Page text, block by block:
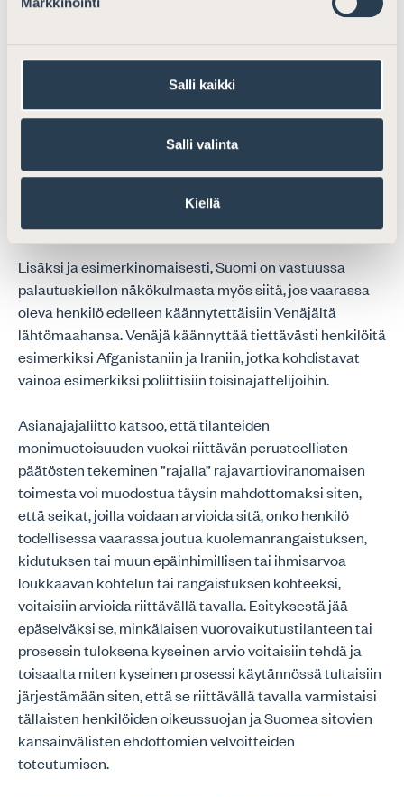
Salli kaikki
Salli valinta
Kiellä
epäinhimillisen tai ihmisarvoa loukkaavan kohtelun tai
Kun esimerkiksi tarkastellaan edellä mainittua
henkilöiden maajakaumaa, on selvää, että suurimmalta
vahvan olettaman kansainvälisen suojelun tarpeesta ja
siten näistä maista tulevien henkilöiden hakemukset
olisi joka tapauksessa otettava vastaan ja tutkittava
Lisäksi ja esimerkinomaisesti, Suomi on vastuussa
palautuskiellon näkökulmasta myös siitä, jos vaarassa
oleva henkilö edelleen käännytettäisiin Venäjältä
lähtömaahansa. Venäjä käännyttää tiettävästi henkilöitä
esimerkiksi Afganistaniin ja Iraniin, jotka kohdistavat
vainoa esimerkiksi poliittisiin toisinajattelijoihin.
Asianajajaliitto katsoo, että tilanteiden
monimuotoisuuden vuoksi riittävän perusteellisten
päätösten tekeminen ”rajalla” rajavartioviranomaisen
toimesta voi muodostua täysin mahdottomaksi siten,
että seikat, joilla voidaan arvioida sitä, onko henkilö
todellisessa vaarassa joutua kuolemanrangaistuksen,
kidutuksen tai muun epäinhimillisen tai ihmisarvoa
loukkaavan kohtelun tai rangaistuksen kohteeksi,
voitaisiin arvioida riittävällä tavalla. Esityksestä jää
epäselväksi se, minkälaisen vuorovaikutustilanteen tai
prosessin tuloksena kyseinen arvio voitaisiin tehdä ja
toisaalta miten kyseinen prosessi käytännössä tultaisiin
järjestämään siten, että se riittävällä tavalla varmistaisi
tällaisten henkilöiden oikeussuojan ja Suomea sitovien
kansainvälisten ehdottomien velvoitteiden
toteutumisen.